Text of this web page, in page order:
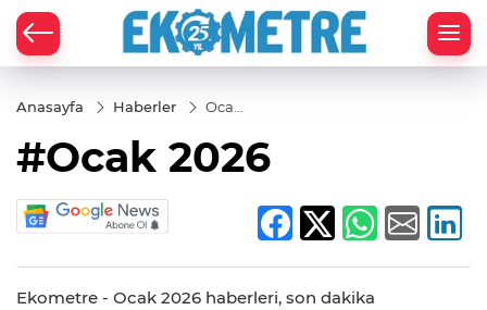
Anasayfa Haberler
Ocak
#Ocak 2026
Ekometre - Ocak 2026 haberleri, son dakika